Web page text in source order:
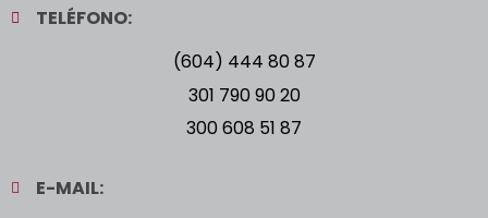
TELÉFONO:
(604) 444 80 87
301 790 90 20
300 608 51 87
E-MAIL: